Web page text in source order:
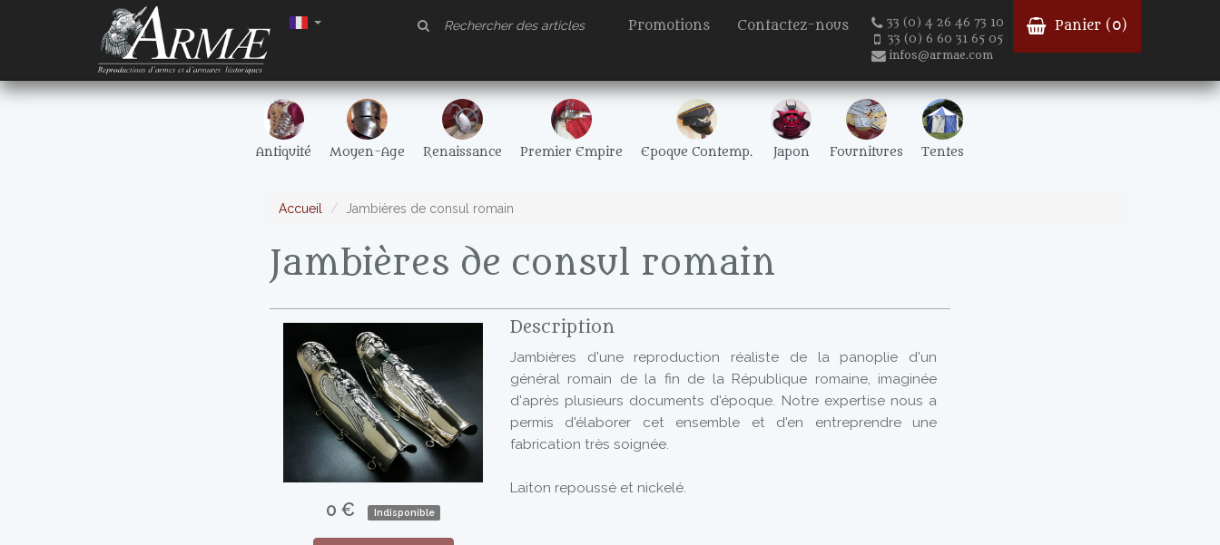
Promotions Contactez-nous
33 (0) 4 26 46 73 10
33 (0) 6 60 31 65 05
infos@armae.com
Panier ( 0)
Antiquité Moyen-Age Renaissance Premier Empire Epoque Contemp. Japon Fournitures Tentes
Accueil Jambières de consul romain
Jambières de consul romain
0 € Indisponible
Description
Jambières d'une reproduction réaliste de la panoplie d'un
général romain de la fin de la République romaine, imaginée
d'après plusieurs documents d'époque. Notre expertise nous a
permis d'élaborer cet ensemble et d'en entreprendre une
fabrication très soignée.
Laiton repoussé et nickelé.